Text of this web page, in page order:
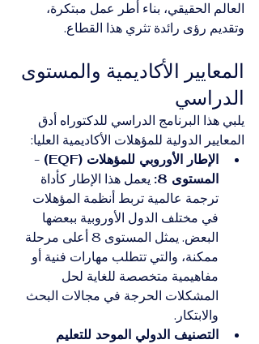
العالم الحقيقي، بناء أطر عمل مبتكرة،
وتقديم رؤى رائدة تثري هذا القطاع.
المعايير الأكاديمية والمستوى
الدراسي
يلبي هذا البرنامج الدراسي للدكتوراه أدق
المعايير الدولية للمؤهلات الأكاديمية العليا:
الإطار الأوروبي للمؤهلات (EQF) -
المستوى 8:
يعمل هذا الإطار كأداة
ترجمة عالمية تربط أنظمة المؤهلات
في مختلف الدول الأوروبية ببعضها
البعض. يمثل المستوى 8 أعلى مرحلة
ممكنة، والتي تتطلب مهارات فنية أو
مفاهيمية متخصصة للغاية لحل
المشكلات الحرجة في مجالات البحث
والابتكار.
التصنيف الدولي الموحد للتعليم